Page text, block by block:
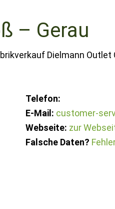
– Gerau
Dielmann Outlet
Telefon:
E-Mail: customer-
Webseite: zur
Falsche Daten?